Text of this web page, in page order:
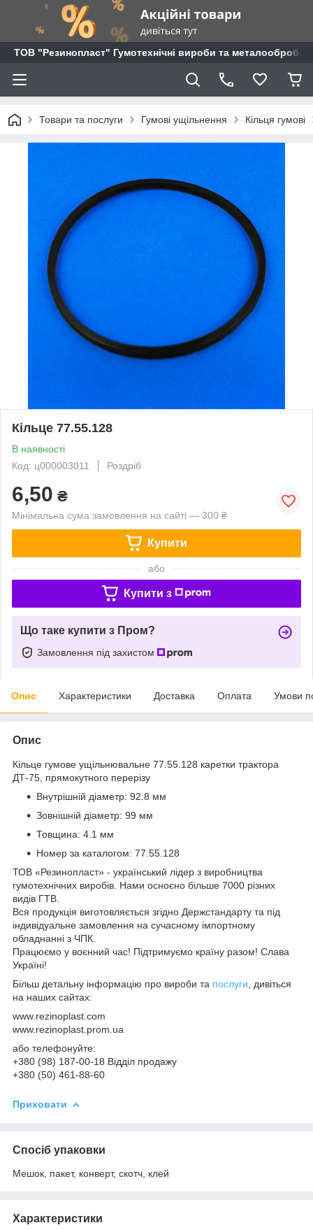
ТОВ "Резинопласт" Гумотехнічні вироби та металообробка
Товари та послуги Гумові ущільнення Кільця гумові
Кільце 77.55.128
В наявності
Код: ц000003011
Роздріб
6,50 ₴
Мінімальна сума замовлення на сайті — 300 ₴
Купити
або
Купити з
Що таке купити з Пром?
Замовлення під захистом
Опис Характеристики Доставка Оплата Умови
Опис
Кільце гумове ущільнювальне 77.55.128 каретки трактора
ДТ-75, прямокутного перерізу
Внутрішній діаметр: 92.8 мм
Зовнішній діаметр: 99 мм
Товщина: 4.1 мм
Номер за каталогом: 77.55.128
ТОВ «Резинопласт» - український лідер з виробництва
гумотехнічних виробів. Нами осноєно більше 7000 різних
видів ГТВ.
Вся продукція виготовляється згідно Держстандарту та під
індивідуальне замовлення на сучасному імпортному
обладнанні з ЧПК.
Працюємо у воєнний час! Підтримуємо країну разом! Слава
Україні!
Більш детальну інформацію про вироби та послуги , дивіться
на наших сайтах:
www.rezinoplast.com
www.rezinoplast.prom.ua
або телефонуйте:
+380 (98) 187-00-18 Відділ продажу
+380 (50) 461-88-60
Приховати
Спосіб упаковки
Мешок, пакет, конверт, скотч, клей
Характеристики